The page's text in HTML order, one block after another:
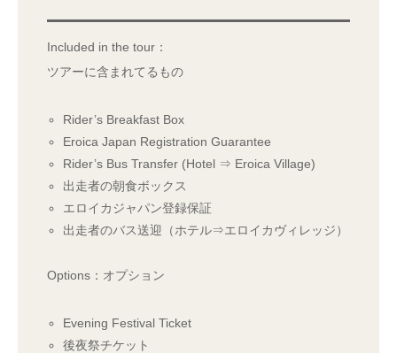
Included in the tour：
ツアーに含まれてるもの
Rider’s Breakfast Box
Eroica Japan Registration Guarantee
Rider’s Bus Transfer (Hotel ⇒ Eroica Village)
出走者の朝食ボックス
エロイカジャパン登録保証
出走者のバス送迎（ホテル⇒エロイカヴィレッジ）
Options：オプション
Evening Festival Ticket
後夜祭チケット